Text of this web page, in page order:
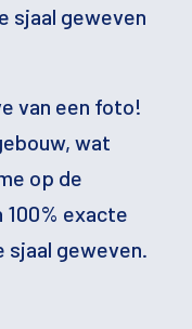
sjaal geweven
van een foto!
wat
op de
exacte
sjaal geweven.